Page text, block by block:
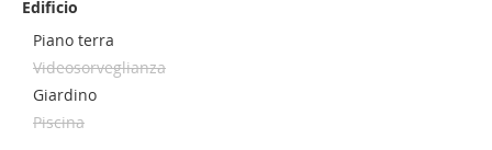
Edificio
Piano terra
Videosorveglianza
Giardino
Piscina